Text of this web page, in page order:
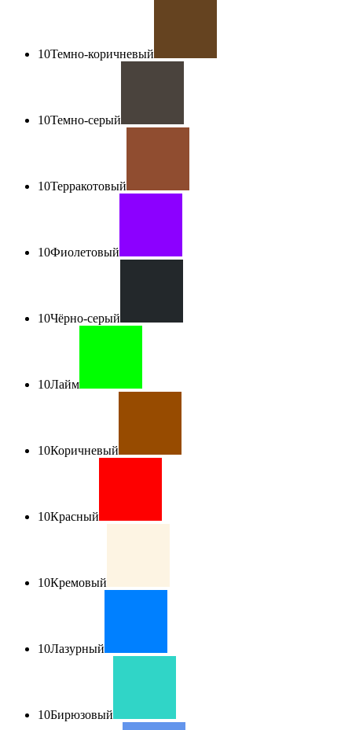
10Темно-коричневый
10Темно-серый
10Терракотовый
10Фиолетовый
10Чёрно-серый
10Лайм
10Коричневый
10Красный
10Кремовый
10Лазурный
10Бирюзовый